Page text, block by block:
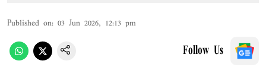
Published on: 03 Jun 2026, 12:13 pm
Follow Us